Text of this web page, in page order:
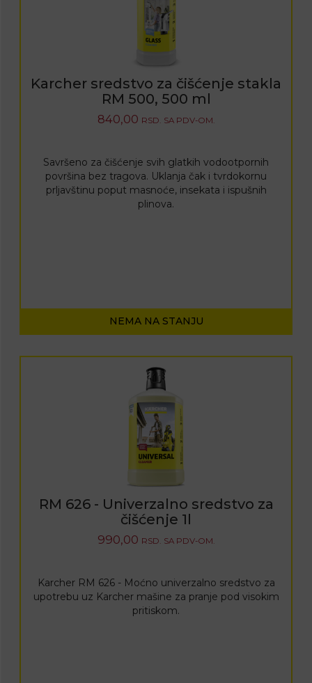
Karcher sredstvo za čišćenje stakla
RM 500, 500 ml
840,00 RSD. SA PDV-OM.
Savršeno za čišćenje svih glatkih vodootpornih
površina bez tragova. Uklanja čak i tvrdokornu
prljavštinu poput masnoće, insekata i ispušnih
plinova.
NEMA NA STANJU
RM 626 - Univerzalno sredstvo za
čišćenje 1l
990,00 RSD. SA PDV-OM.
Karcher RM 626 - Moćno univerzalno sredstvo za
upotrebu uz Karcher mašine za pranje pod visokim
pritiskom.